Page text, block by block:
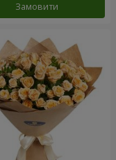
Замовити